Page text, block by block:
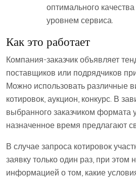
оптимального
уровнем сервиса.
Как это работает
Компания-заказчик объявляет
поставщиков или подрядчиков
Можно использовать различные
котировок, аукцион, конкурс. В
выбранного заказчиком формата
назначенное время предлагают
В случае запроса котировок
заявку только один раз, при этом
информацией о том, какие